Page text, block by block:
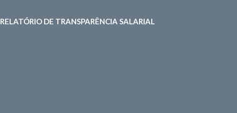
RELATÓRIO DE TRANSPARÊNCIA SALARIAL